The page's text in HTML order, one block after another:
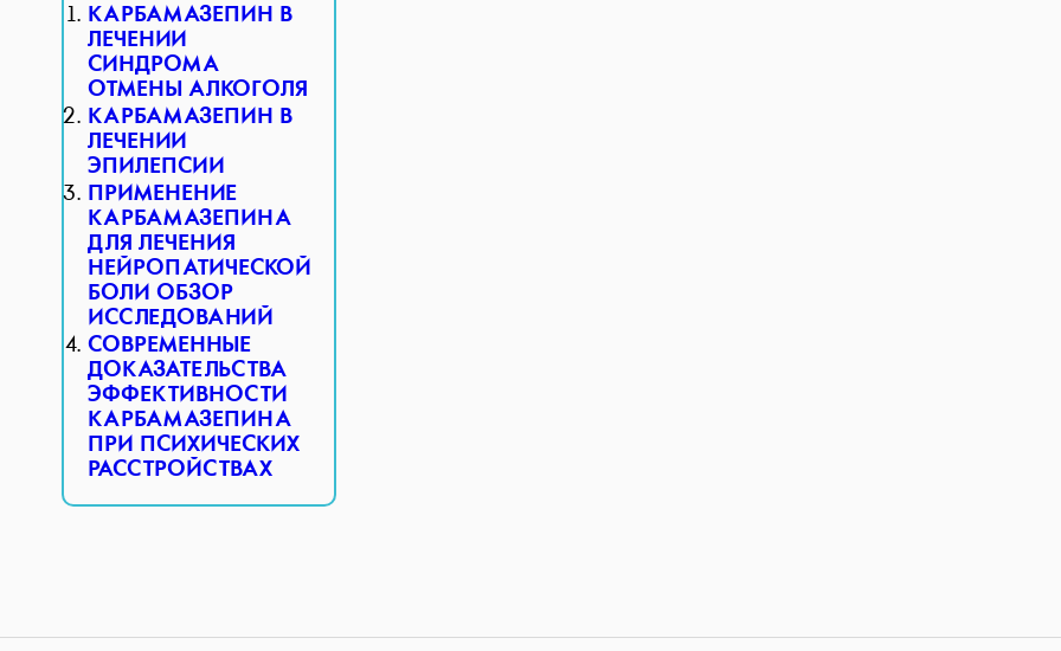
КАРБАМАЗЕПИН В
ЛЕЧЕНИИ
СИНДРОМА
ОТМЕНЫ АЛКОГОЛЯ
КАРБАМАЗЕПИН В
ЛЕЧЕНИИ
ЭПИЛЕПСИИ
ПРИМЕНЕНИЕ
КАРБАМАЗЕПИНА
ДЛЯ ЛЕЧЕНИЯ
НЕЙРОПАТИЧЕСКОЙ
БОЛИ ОБЗОР
ИССЛЕДОВАНИЙ
СОВРЕМЕННЫЕ
ДОКАЗАТЕЛЬСТВА
ЭФФЕКТИВНОСТИ
КАРБАМАЗЕПИНА
ПРИ ПСИХИЧЕСКИХ
РАССТРОЙСТВАХ